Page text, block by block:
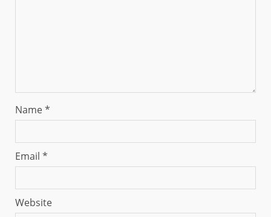
Name*
Email *
Website